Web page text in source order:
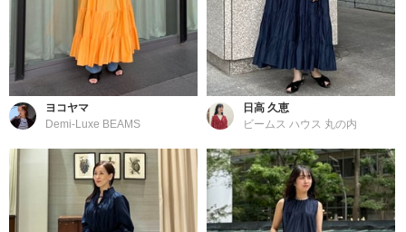
ヨコヤマ
Demi-Luxe BEAMS
日高 久恵
ビームス ハウス 丸の内